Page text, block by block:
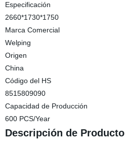
Especificación
2660*1730*1750
Marca Comercial
Welping
Origen
China
Código del HS
8515809090
Capacidad de Producción
600 PCS/Year
Descripción de Producto